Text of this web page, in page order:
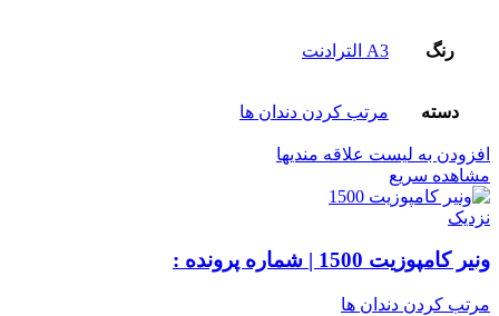
رنگ A3 الترادنت
دسته مرتب کردن دندان ها
افزودن به لیست علاقه مندیها
مشاهده سریع
نزدیک
ونیر کامپوزیت 1500 | شماره پرونده :
مرتب کردن دندان ها